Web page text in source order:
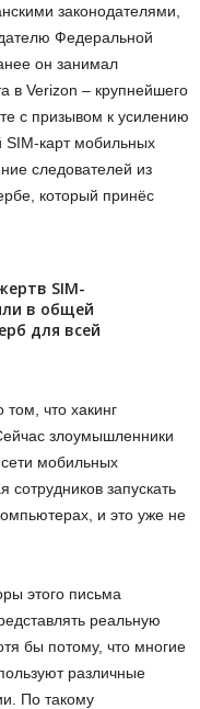
законодателями,
Федеральной
он занимал
в Verizon – крупнейшего
с призывом к усилению
карт мобильных
следователей из
который принёс
SIM-
в общей
для всей
что хакинг
злоумышленники
мобильных
запускать
и это уже не
этого письма
реальную
бы потому, что многие
различные
По такому